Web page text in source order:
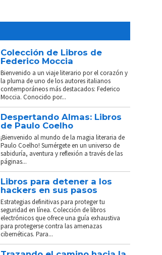
Colección de Libros de
Federico Moccia
Bienvenido a un viaje literario por el corazón y
la pluma de uno de los autores italianos
contemporáneos más destacados: Federico
Moccia. Conocido por...
Despertando Almas: Libros
de Paulo Coelho
¡Bienvenido al mundo de la magia literaria de
Paulo Coelho! Sumérgete en un universo de
sabiduría, aventura y reflexión a través de las
páginas...
Libros para detener a los
hackers en sus pasos
Estrategias definitivas para proteger tu
seguridad en línea. Colección de libros
electrónicos que ofrece una guía exhaustiva
para protegerse contra las amenazas
cibernéticas. Para...